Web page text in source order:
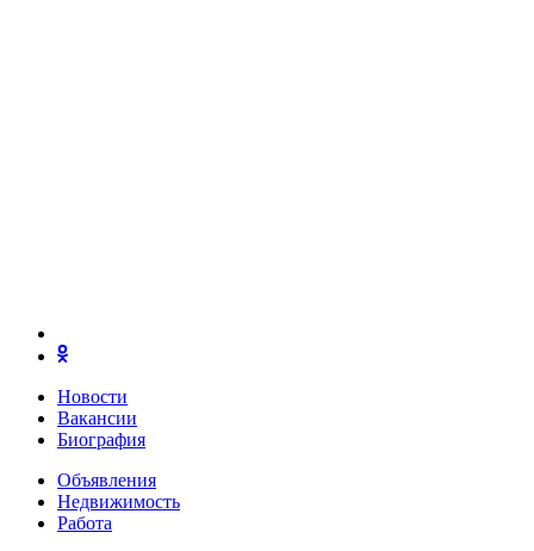
Новости
Вакансии
Биография
Объявления
Недвижимость
Работа